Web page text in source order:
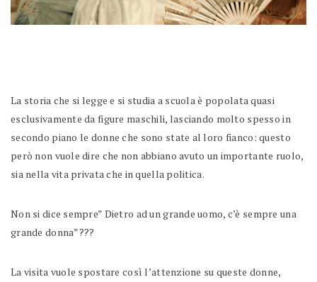
La storia che si legge e si studia a scuola è popolata quasi
esclusivamente da figure maschili, lasciando molto spesso in
secondo piano le donne che sono state al loro fianco: questo
però non vuole dire che non abbiano avuto un importante ruolo,
sia nella vita privata che in quella politica.
Non si dice sempre” Dietro ad un grande uomo, c’è sempre una
grande donna”???
La visita vuole spostare così l’attenzione su queste donne,